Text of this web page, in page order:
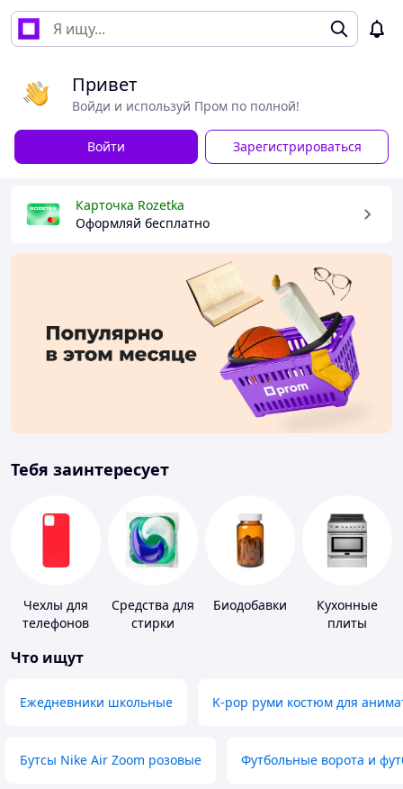
Привет
Войди и используй Пром по полной!
Войти Зарегистрироваться
Карточка Rozetka
Оформляй бесплатно
Тебя заинтересует
Чехлы для
телефонов
Средства для
стирки
Биодобавки
Кухонные
плиты
Что ищут
Ежедневники школьные K-pop руми костюм для
Бутсы Nike Air Zoom розовые Футбольные ворота и